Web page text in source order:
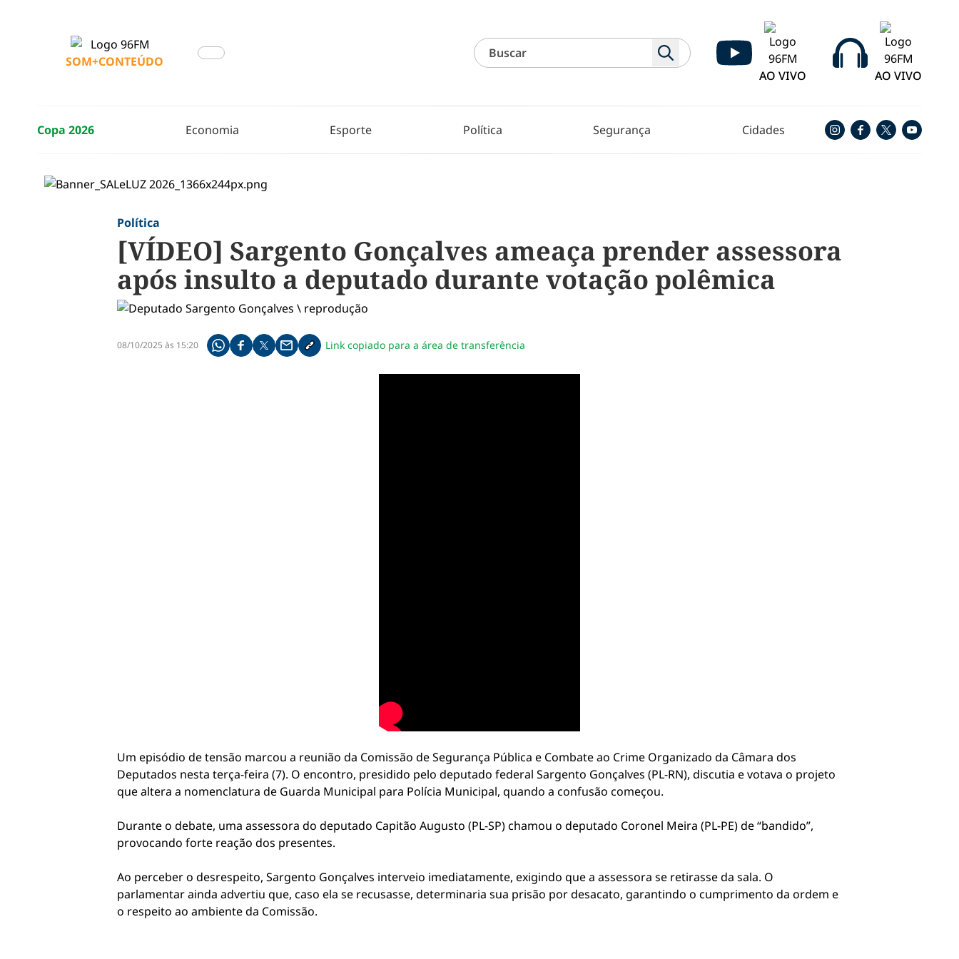
SOM+CONTEÚDO
AO VIVO
AO VIVO
Copa 2026 Economia Esporte Política Segurança Cidades
Política
[VÍDEO] Sargento Gonçalves ameaça prender assessora
após insulto a deputado durante votação polêmica
08/10/2025 às 15:20 Compartilhe pelo whatsapp
Compartilhar no facebook
Compartilhar no twitter
Compartilhe pelo email
Copiar link da notícia
Link copiado para a área de transferência
Um episódio de tensão marcou a reunião da Comissão de Segurança Pública e Combate ao Crime Organizado da Câmara dos
Deputados nesta terça-feira (7). O encontro, presidido pelo deputado federal Sargento Gonçalves (PL-RN), discutia e votava o projeto
que altera a nomenclatura de Guarda Municipal para Polícia Municipal, quando a confusão começou.
Durante o debate, uma assessora do deputado Capitão Augusto (PL-SP) chamou o deputado Coronel Meira (PL-PE) de “bandido”,
provocando forte reação dos presentes.
Ao perceber o desrespeito, Sargento Gonçalves interveio imediatamente, exigindo que a assessora se retirasse da sala. O
parlamentar ainda advertiu que, caso ela se recusasse, determinaria sua prisão por desacato, garantindo o cumprimento da ordem e
o respeito ao ambiente da Comissão.